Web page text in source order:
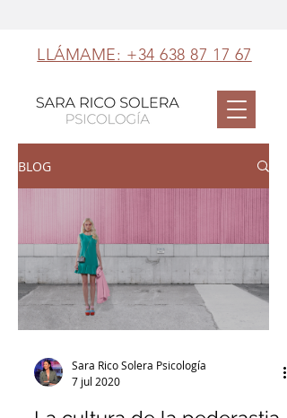
LLÁMAME: +34 638 87 17 67
BLOG
Sara Rico Solera Psicología
7 jul 2020